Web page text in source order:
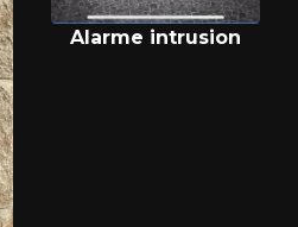
Alarme intrusion